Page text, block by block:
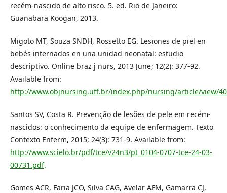
recém-nascido de alto risco. 5. ed. Rio de Janeiro:
Guanabara Koogan, 2013.
Migoto MT, Souza SNDH, Rossetto EG. Lesiones de piel en
bebés internados en una unidad neonatal: estudio
descriptivo. Online braz j nurs, 2013 June; 12(2): 377-92.
Available from:
http://www.objnursing.uff.br/index.php/nursing/article/view/
Santos SV, Costa R. Prevenção de lesões de pele em recém-
nascidos: o conhecimento da equipe de enfermagem. Texto
Contexto Enferm, 2015; 24(3): 731-9. Available from:
http://www.scielo.br/pdf/tce/v24n3/pt_0104-0707-tce-24-03-
00731.pdf.
Gomes ACR, Faria JCO, Silva CAG, Avelar AFM, Gamarra CJ,